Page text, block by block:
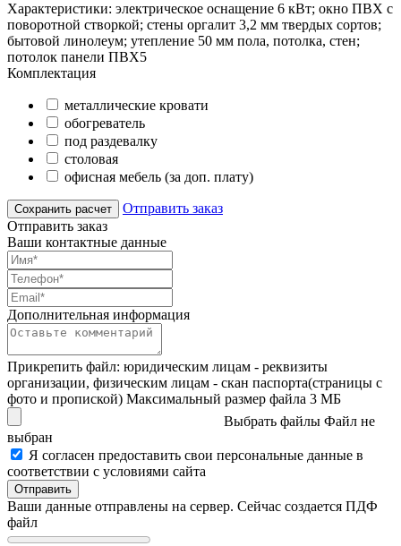
Характеристики: электрическое оснащение 6 кВт; окно ПВХ с
поворотной створкой; стены оргалит 3,2 мм твердых сортов;
бытовой линолеум; утепление 50 мм пола, потолка, стен;
потолок панели ПВХ5
Комплектация
металлические кровати
обогреватель
под раздевалку
столовая
офисная мебель (за доп. плату)
Отправить заказ
Отправить заказ
Ваши контактные данные
Дополнительная информация
Прикрепить файл: юридическим лицам - реквизиты
организации, физическим лицам - скан паспорта(страницы с
фото и пропиской) Максимальный размер файла 3 MБ
Выбрать файлы Файл не
выбран
Я согласен предоставить свои персональные данные в
соответствии с условиями сайта
Ваши данные отправлены на сервер. Сейчас создается ПДФ
файл